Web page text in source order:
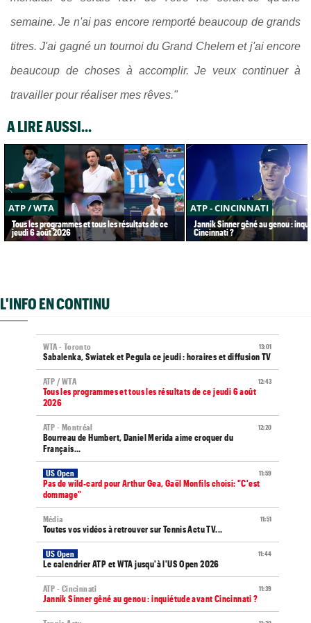
semaine. Je n'ai pas encore remporté beaucoup de grands
titres. J'ai gagné un tournoi du Grand Chelem et j'ai encore
beaucoup de choses à accomplir. Je veux continuer à
travailler pour réaliser mes rêves."
A LIRE AUSSI...
ATP / WTA
Tous les programmes et tous les résultats de ce
jeudi 6 août 2026
ATP - CINCINNATI
Jannik Sinner gêné au genou :
Cincinnati ?
L'INFO EN CONTINU
13:01
WTA - Toronto
Sabalenka, Swiatek et Pegula ce jeudi : horaires et diffusion TV
12:43
ATP / WTA
Tous les programmes et tous les résultats de ce jeudi 6 août
2026
12:20
ATP - Montréal
Bourreau de Humbert, Daniel Merida aime croquer du
Français...
11:59
US Open
Pas de wild-card pour Arthur Gea, Gaël Monfils choisi: "C'est
dommage"
11:51
Média
Toutes vos vidéos à retrouver sur Tennis Actu TV...
11:44
US Open
Le calendrier ATP et WTA jusqu'à l'US Open 2026
11:39
ATP - Cincinnati
Jannik Sinner gêné au genou : inquiétude avant Cincinnati ?